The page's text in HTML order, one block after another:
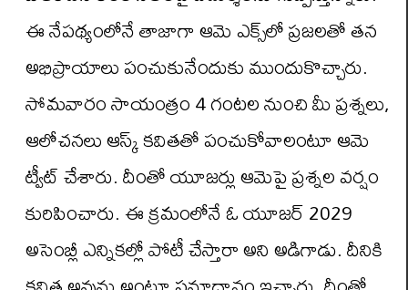
ఈ నేపథ్యంలోనే తాజాగా ఆమె ఎక్స్‌లో ప్రజలతో తన
అభిప్రాయాలు పంచుకునేందుకు ముందుకొచ్చారు.
సోమవారం సాయంత్రం 4 గంటల నుంచి మీ ప్రశ్నలు,
ఆలోచనలు ఆస్క్‌ కవితతో పంచుకోవాలంటూ ఆమె
ట్వీట్ చేశారు. దీంతో యూజర్లు ఆమెపై ప్రశ్నల వర్షం
కురిపించారు. ఈ క్రమంలోనే ఓ యూజర్ 2029
అసెంబ్లీ ఎన్నికల్లో పోటీ చేస్తారా అని అడిగాడు. దీనికి